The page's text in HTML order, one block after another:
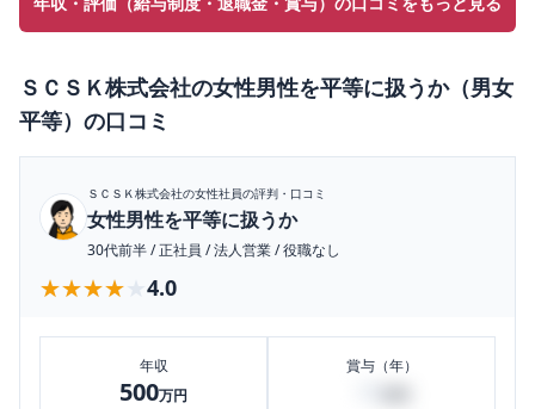
ＳＣＳＫ株式会社の女性男性を平等に扱うか（男女
平等） の口コミ
ＳＣＳＫ株式会社の女性社員の評判・口コミ
女性男性を平等に扱うか
30代前半/正社員 /法人営業/役職なし
★★★★★
★★★★★ 4.0
年収
500万円
賞与（年）